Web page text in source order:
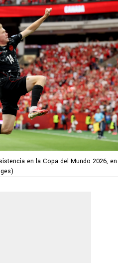
en la Copa del Mundo 2026, en